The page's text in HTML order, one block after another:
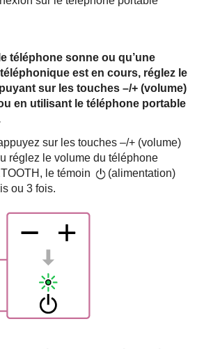
téléphone sonne ou qu’une
est en cours, réglez le
sur les touches –/+ (volume)
en utilisant le téléphone portable
sur les touches –/+ (volume)
réglez le volume du téléphone
le témoin
(alimentation)
ou 3 fois.